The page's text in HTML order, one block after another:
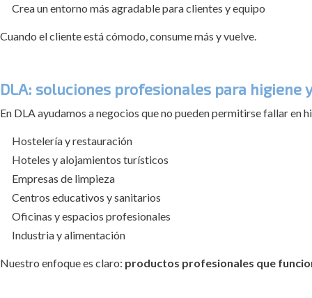
Crea un entorno más agradable para clientes y equipo
Cuando el cliente está cómodo, consume más y vuelve.
DLA: soluciones profesionales para higiene
En DLA ayudamos a negocios que no pueden permitirse fallar en
Hostelería y restauración
Hoteles y alojamientos turísticos
Empresas de limpieza
Centros educativos y sanitarios
Oficinas y espacios profesionales
Industria y alimentación
Nuestro enfoque es claro: productos profesionales que